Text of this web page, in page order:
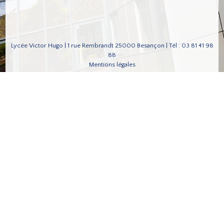
Lycée Victor Hugo | 1 rue Rembrandt 25000 Besançon | Tél : 03 81 41 98
88
Mentions légales